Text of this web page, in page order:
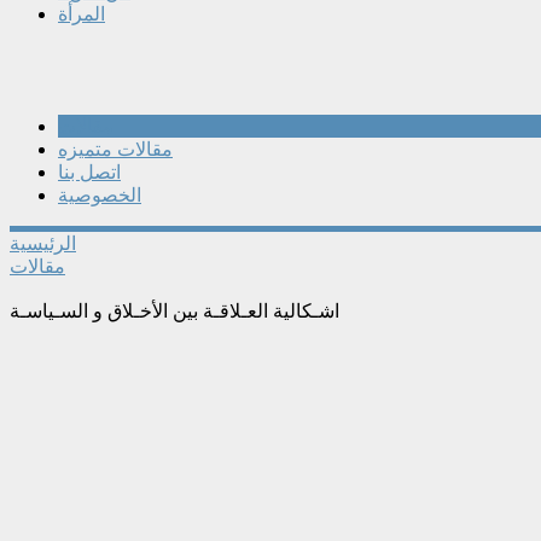
المرأة
مقالات متميزه
اتصل بنا
الخصوصية
الرئيسية
مقالات
اشـكالية العـلاقـة بين الأخـلاق و السـياسـة